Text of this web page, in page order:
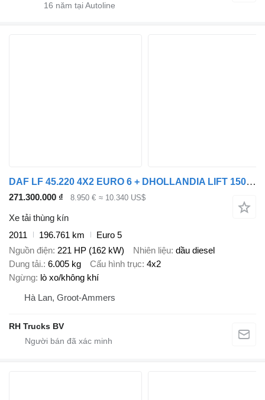
16 năm tại Autoline
DAF LF 45.220 4X2 EURO 6 + DHOLLANDIA LIFT 1500 KG
271.300.000 ₫ 8.950 € ≈ 10.340 US$
Xe tải thùng kín
2011
196.761 km
Euro 5
Nguồn điện 221 HP (162 kW) Nhiên liệu dầu diesel
Dung tải. 6.005 kg Cấu hình trục 4x2
Ngừng lò xo/không khí
Hà Lan, Groot-Ammers
RH Trucks BV